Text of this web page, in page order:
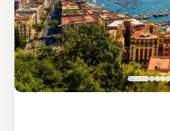
(персональной и
присматривающего
вечерних
реализуется
познавательных